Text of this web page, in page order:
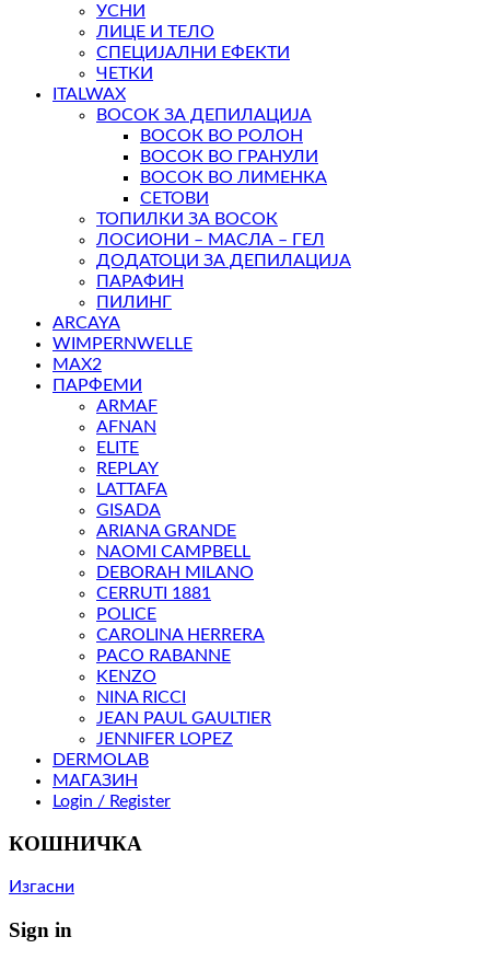
УСНИ
ЛИЦЕ И ТЕЛО
СПЕЦИЈАЛНИ ЕФЕКТИ
ЧЕТКИ
ITALWAX
ВОСОК ЗА ДЕПИЛАЦИЈА
ВОСОК ВО РОЛОН
ВОСОК ВО ГРАНУЛИ
ВОСОК ВО ЛИМЕНКА
СЕТОВИ
ТОПИЛКИ ЗА ВОСОК
ЛОСИОНИ – МАСЛА – ГЕЛ
ДОДАТОЦИ ЗА ДЕПИЛАЦИЈА
ПАРАФИН
ПИЛИНГ
ARCAYA
WIMPERNWELLE
MAX2
ПАРФЕМИ
ARMAF
AFNAN
ELITE
REPLAY
LATTAFA
GISADA
ARIANA GRANDE
NAOMI CAMPBELL
DEBORAH MILANO
CERRUTI 1881
POLICE
CAROLINA HERRERA
PACO RABANNE
KENZO
NINA RICCI
JEAN PAUL GAULTIER
JENNIFER LOPEZ
DERMOLAB
МАГАЗИН
Login / Register
КОШНИЧКА
Изгасни
Sign in